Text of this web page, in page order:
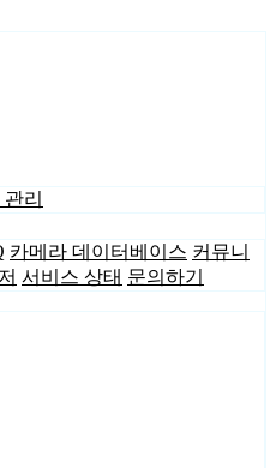
리
카메라 데이터베이스 커뮤니
서비스 상태 문의하기